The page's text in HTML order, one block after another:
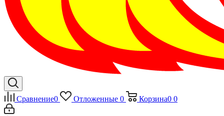
Сравнение0 Отложенные 0 Корзина0 0